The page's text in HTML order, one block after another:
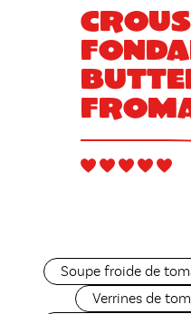
Soupe froide de
Verrines de